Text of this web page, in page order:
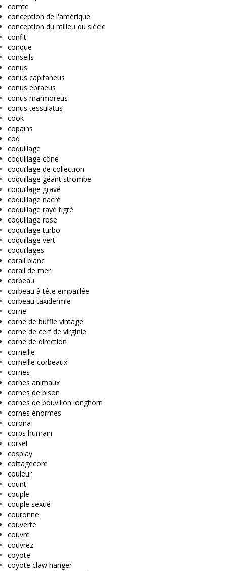
comte
conception de l'amérique
conception du milieu du siècle
confit
conque
conseils
conus
conus capitaneus
conus ebraeus
conus marmoreus
conus tessulatus
cook
copains
coq
coquillage
coquillage cône
coquillage de collection
coquillage géant strombe
coquillage gravé
coquillage nacré
coquillage rayé tigré
coquillage rose
coquillage turbo
coquillage vert
coquillages
corail blanc
corail de mer
corbeau
corbeau à tête empaillée
corbeau taxidermie
corne
corne de buffle vintage
corne de cerf de virginie
corne de direction
corneille
corneille corbeaux
cornes
cornes animaux
cornes de bison
cornes de bouvillon longhorn
cornes énormes
corona
corps humain
corset
cosplay
cottagecore
couleur
count
couple
couple sexué
couronne
couverte
couvre
couvrez
coyote
coyote claw hanger